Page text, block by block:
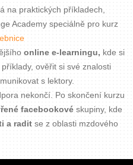
na praktických příkladech,
Academy speciálně pro kurz
online e-learningu, kde si
ověřit si své znalosti
s lektory.
nekončí. Po skončení kurzu
facebookové skupiny, kde
a radit se z oblasti mzdového